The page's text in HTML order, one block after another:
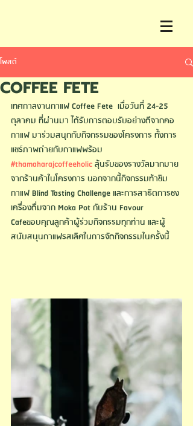
โพสต์
COFFEE FETE
เทศกาลงานกาแฟ Coffee Fete  เมื่อวันที่ 24-25
ตุลาคม ที่ผ่านมา ได้รับการตอบรับอย่างดีจากคอ
กาแฟ มาร่วมสนุกกับกิจกรรมของโครงการ ทั้งการ
แชร์ภาพถ่ายกับกาแฟพร้อม
#thamaharajcoffeeholic ลุ้นรับของรางวัลมากมาย
จากร้านค้าในโครงการ นอกจากนี้กิจกรรมท้าชิม
กาแฟ Blind Tasting Challenge และการสาธิตการชง
เครื่องดื่มจาก Moka Pot กับร้าน Favour
Cafeขอบคุณลูกค้าผู้ร่วมกิจกรรมทุกท่าน และผู้
สนับสนุนกาแฟรสเลิศในการจัดกิจกรรมในครั้งนี้